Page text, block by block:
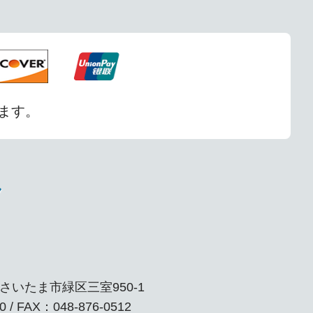
す。
いたま市緑区三室950-1
/ FAX：048-876-0512